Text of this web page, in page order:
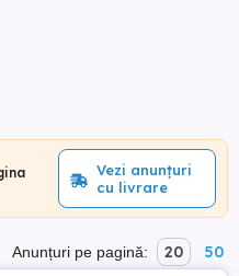
Vezi anunțuri
cu livrare
Anunțuri pe pagină: 20 50